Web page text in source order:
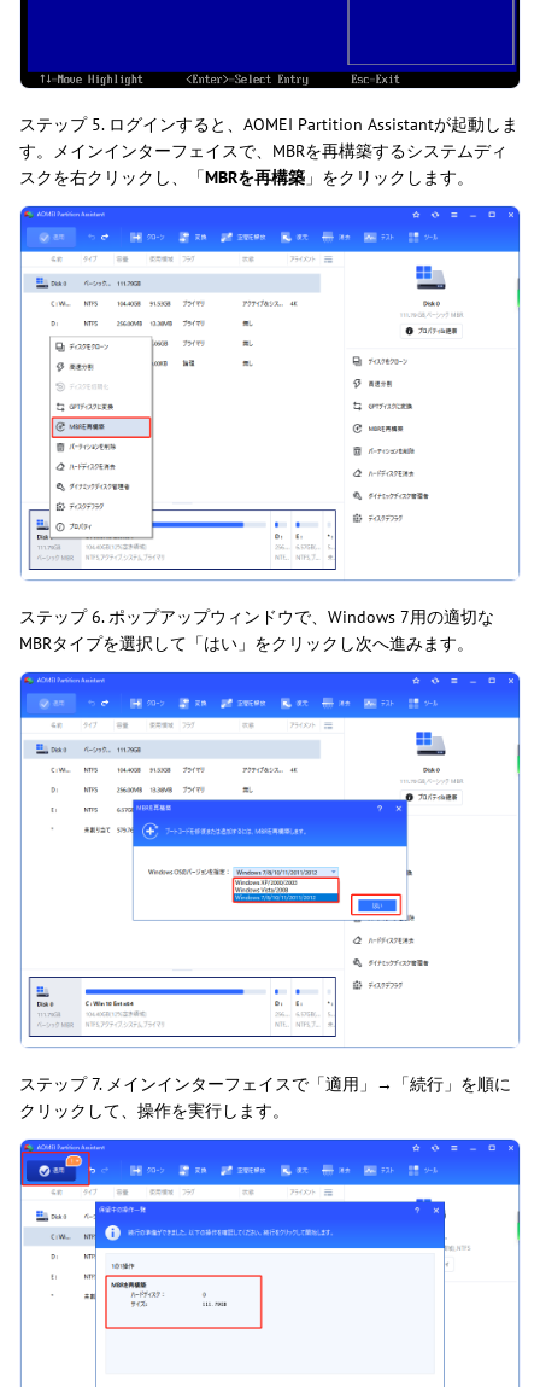
ステップ 5. ログインすると、AOMEI Partition Assistantが起動しま
す。メインインターフェイスで、MBRを再構築するシステムディ
スクを右クリックし、「MBRを再構築 」をクリックします。
ステップ 6. ポップアップウィンドウで、Windows 7用の適切な
MBRタイプを選択して「はい」をクリックし次へ進みます。
ステップ 7. メインインターフェイスで「適用」→「続行」を順に
クリックして、操作を実行します。